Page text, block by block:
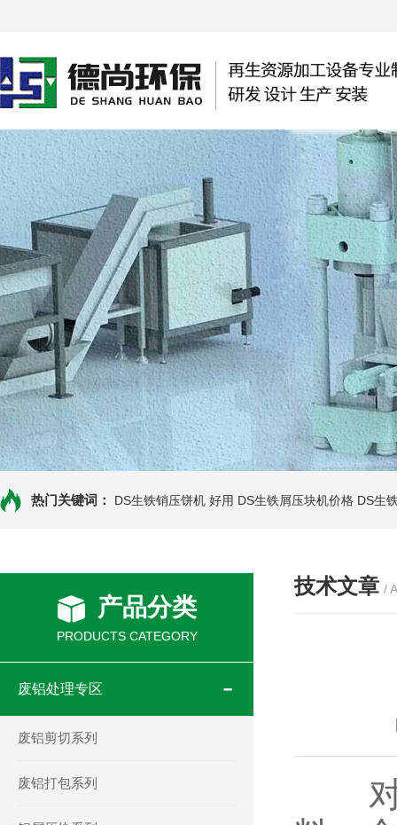
热门关键词： DS生铁销压饼机 好用 DS生铁屑压块机价格 DS生
产品分类
PRODUCTS CATEGORY
废铝处理专区
废铝剪切系列
废铝打包系列
技术文章 /
对